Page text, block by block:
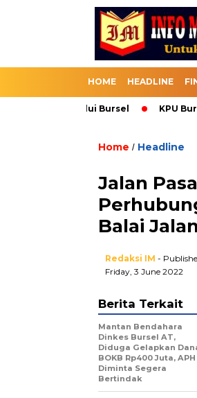
HOME HEADLINE
Masuk Melalui Bursel KPU Bursel
Home / Headline
Jalan
Balai
Redaksi IM -
Friday, 3 June 2022
Berita Terkait
Mantan Bendahara
Dinkes Bursel AT,
Diduga Gelapkan
BOKB Rp400 Juta, APH
Diminta Segera
Bertindak